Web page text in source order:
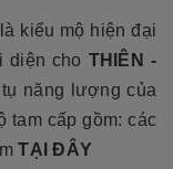
kiểu mộ hiện đại
diện cho THIÊN -
năng lượng của
tam cấp gồm: các
TẠI ĐÂY